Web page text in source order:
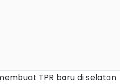
TPR baru di selatan